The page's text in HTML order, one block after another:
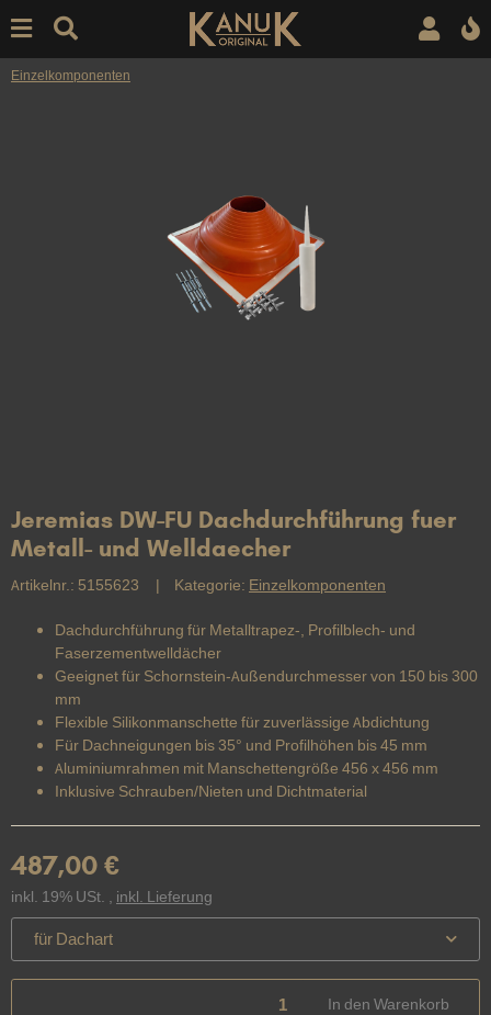
Einzelkomponenten
Jeremias DW-FU Dachdurchführung fuer
Metall- und Welldaecher
Artikelnr.: 5155623 Kategorie: Einzelkomponenten
Dachdurchführung für Metalltrapez-, Profilblech- und
Faserzementwelldächer
Geeignet für Schornstein-Außendurchmesser von 150 bis 300
mm
Flexible Silikonmanschette für zuverlässige Abdichtung
Für Dachneigungen bis 35° und Profilhöhen bis 45 mm
Aluminiumrahmen mit Manschettengröße 456 x 456 mm
Inklusive Schrauben/Nieten und Dichtmaterial
487,00 €
inkl. 19% USt. , inkl. Lieferung
für Dachart
In den Warenkorb